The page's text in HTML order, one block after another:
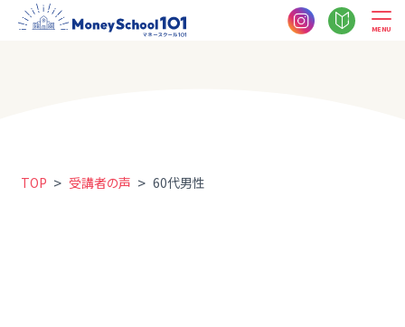
MENU
TOP > 受講者の声 > 60代男性